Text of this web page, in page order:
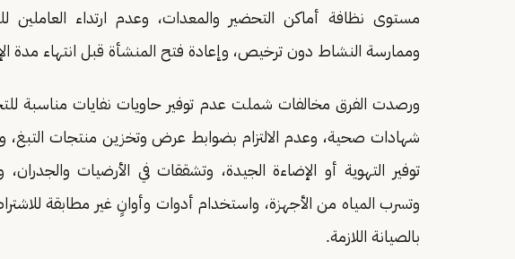
مستوى نظافة أماكن التحضير والمعدات، وعدم ارتداء
وممارسة النشاط دون ترخيص، وإعادة فتح المنشأة قبل انتهاء مدة
ورصدت الفرق مخالفات شملت عدم توفير حاويات نفايات مناسبة
شهادات صحية، وعدم الالتزام بضوابط عرض وتخزين منتجات التبغ،
توفير التهوية أو الإضاءة الجيدة، وتشققات في الأرضيات
وتسرب المياه من الأجهزة، واستخدام أدوات وأوانٍ غير مطابقة
بالصيانة اللازمة.